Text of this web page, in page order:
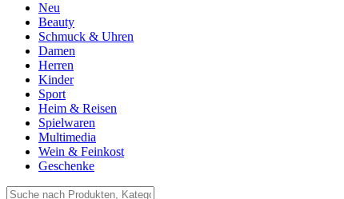
Neu
Beauty
Schmuck & Uhren
Damen
Herren
Kinder
Sport
Heim & Reisen
Spielwaren
Multimedia
Wein & Feinkost
Geschenke